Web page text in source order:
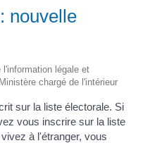
nouvelle
légale et
chargé de l'intérieur
sur la liste électorale. Si
vous inscrire sur la liste
à l'étranger, vous